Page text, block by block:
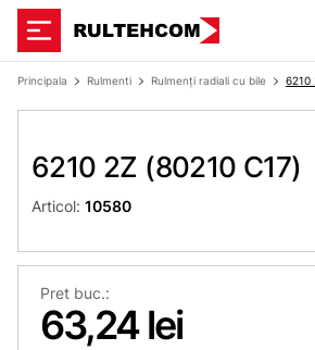
Principala Rulmenti Rulmenți radiali cu bile 6210
6210 2Z (80210 С17)
Articol: 10580
Pret buc.:
63,24 lei